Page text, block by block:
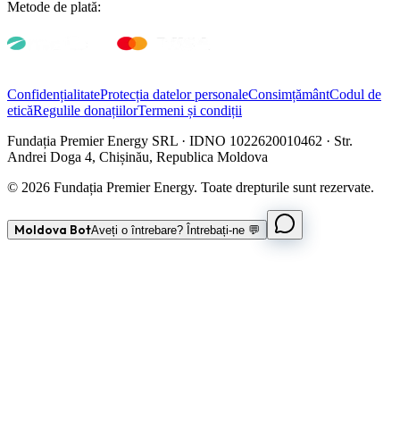
Metode de plată:
ConfidențialitateProtecția datelor personaleConsimțământCodul de
eticăRegulile donațiilorTermeni și condiții
Fundația Premier Energy SRL · IDNO 1022620010462 · Str.
Andrei Doga 4, Chișinău, Republica Moldova
© 2026 Fundația Premier Energy. Toate drepturile sunt rezervate.
Moldova BotAveți o întrebare? Întrebați-ne 💬